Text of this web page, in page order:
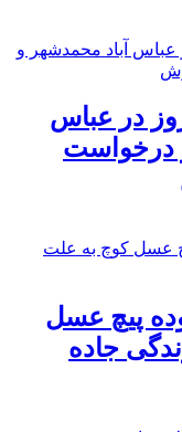
در عباس
درخواست
پیچ عسل
جاده